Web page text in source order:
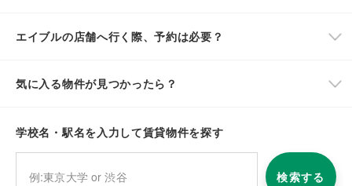
エイブルの店舗へ行く際、予約は必要？
気に入る物件が見つかったら？
学校名・駅名を入力して賃貸物件を探す
検索する